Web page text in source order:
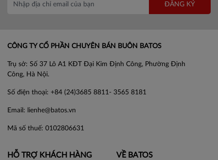
ĐĂNG KÝ
CÔNG TY CỔ PHẦN CHUYÊN BÁN BUÔN BATOS
Trụ sở: Số 37 Lô A1 KĐT Đại Kim Định Công, Phường Định
Công, Hà Nội.
Số điện thoại: +84 (24)3685 8811- 3565 8181
Email: lienhe@batos.vn
Mã số thuế: 0102806631
HỖ TRỢ KHÁCH HÀNG VỀ BATOS